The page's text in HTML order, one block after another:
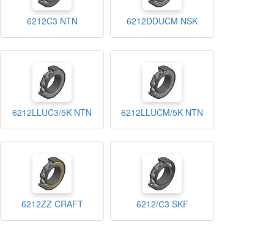
6212C3 NTN 6212DDUCM NSK
6212LLUC3/5K NTN 6212LLUCM/5K NTN
6212ZZ CRAFT 6212/С3 SKF